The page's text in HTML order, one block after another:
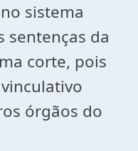
sistema
sentenças da
corte, pois
órgãos do